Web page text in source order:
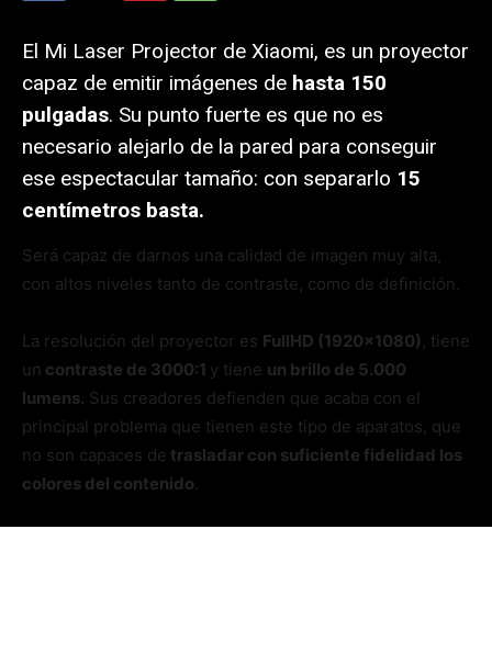
El Mi Laser Projector de Xiaomi, es un proyector
capaz de emitir imágenes de hasta 150
pulgadas. Su punto fuerte es que no es
necesario alejarlo de la pared para conseguir
ese espectacular tamaño: con separarlo 15
centímetros basta.
Será capaz de darnos una calidad de imagen muy alta,
con altos niveles tanto de contraste, como de definición.
La resolución del proyector es FullHD (1920×1080) , tiene
un contraste de 3000:1 y tiene un brillo de 5.000
lumens. Sus creadores defienden que acaba con el
principal problema que tienen este tipo de aparatos, que
no son capaces de trasladar con suficiente fidelidad los
colores del contenido.